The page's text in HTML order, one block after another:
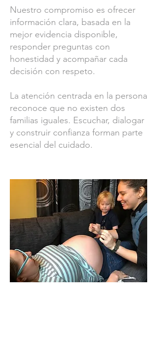
Nuestro compromiso es ofrecer
información clara, basada en la
mejor evidencia disponible,
responder preguntas con
honestidad y acompañar cada
decisión con respeto.
La atención centrada en la persona
reconoce que no existen dos
familias iguales. Escuchar, dialogar
y construir confianza forman parte
esencial del cuidado.